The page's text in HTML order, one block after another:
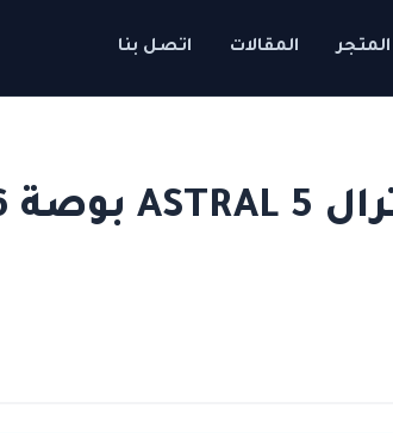
المتجر المقالات اتصل بنا